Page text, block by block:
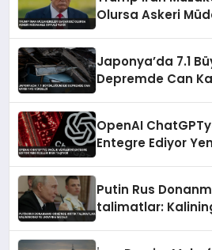
Olursa Askeri
Japonya’da 7.1
Depremde Can
OpenAI
Entegre Ediyor
Putin Rus
talimatlar: